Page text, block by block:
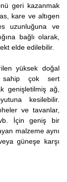
geri kazanmak
kare ve altıgen
uzunluğuna ve
bağlı olarak,
elde edilebilir.
yüksek doğal
sahip çok sert
genişletilmiş ağ,
kesilebilir.
ve tavanlar,
vb. İçin geniş bir
malzeme aynı
güneşe karşı